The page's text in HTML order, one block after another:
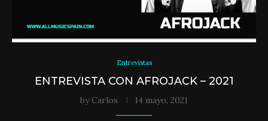
Entrevistas
ENTREVISTA CON AFROJACK – 2021
by Carlos 14 mayo, 2021